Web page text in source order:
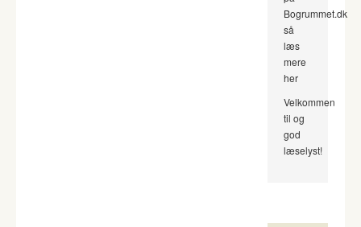
Bogrummet.dk
så
læs
mere
her
Velkommen
til og
god
læselyst!